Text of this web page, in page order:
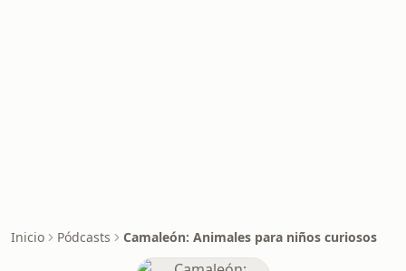
Inicio Pódcasts Camaleón: Animales para niños curiosos